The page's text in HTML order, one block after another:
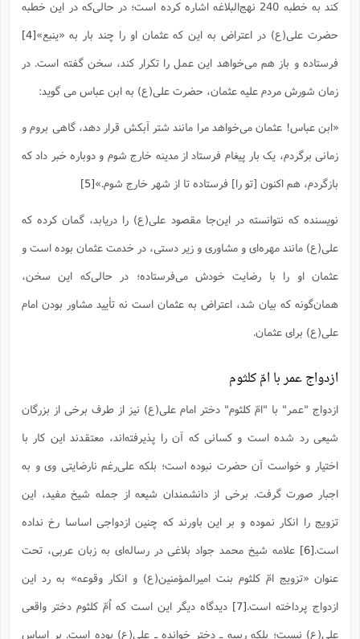
کند به خطبه 240 نهج‌البلاغه اشاره کرده است؛ در حالی‌که در این خطبه
حضرت علی(ع) در اعتراض به این که عثمان او را چند بار به «ینبع»[4]
فرستاده و باز هم می‌خواهد این عمل را تکرار کند، سخن گفته است. در
زمان شورش مردم علیه عثمان، حضرت علی(ع) به ابن عباس می گوید:
«ابن عباس! عثمان می‌خواهد مرا مانند شتر آبکش قرار دهد، گاهی بروم و
زمانی برگردم، یک بار پیغام فرستاد از مدینه خارج شوم و دوباره خبر داد که
بازگردم، هم اکنون [تو را] فرستاده تا از شهر خارج شوم.»[5]
نویسنده که نتوانسته در این‌جا مقصود علی(ع) را دریابد، گمان کرده که
علی(ع) مانند مهره‌ای و مشاوری و زیر دستی، در خدمت عثمان بوده است و
عثمان او را با رضایت خودش می‌فرستاده؛ در حالی‌که این سخن،
همان‌گونه که بیان شد، اعتراض به عثمان است نه تأیید مشاور بودن امام
علی(ع) برای عثمان.
ازدواج عمر با امّ کلثوم
ازدواج "عمر" با "امّ کلثوم" دختر امام علی(ع) نیز از طرف برخی از بزرگان
شیعی رد شده است و کسانی که آن را پذیرفته‌اند، معتقدند این کار با
اختیار و خواست آن حضرت نبوده است؛ بلکه علی‌رغم نارضایتی وی و به
اجبار صورت گرفت. برخی از دانشمندان شیعه از جمله شیخ مفید، این
تزویج را انکار نموده و بر این باورند که چنین ازدواجی اساسا رخ نداده
است.[6]
علامه شیخ محمد جواد بلاغی در رساله‌ای به زبان عربی، تحت
عنوان «تزویج امّ‌ کلثوم بنت امیرالمؤمنین(ع) و انکار وقوعه» به رد این
ازدواج پرداخته است.[7]
دیدگاه دیگر این است که اُمّ کلثوم دختر واقعی
علی(ع) نیست؛ بلکه ربیبه ـ دختر خوانده ـ علی(ع) بوده است. بر اساس